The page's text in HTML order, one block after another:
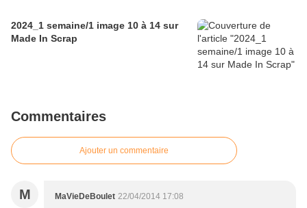
2024_1 semaine/1 image 10 à 14 sur
Made In Scrap
Commentaires
Ajouter un commentaire
M MaVieDeBoulet 22/04/2014 17:08